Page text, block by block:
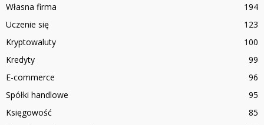
Własna firma
194
Uczenie się
123
Kryptowaluty
100
Kredyty
99
E-commerce
96
Spółki handlowe
95
Księgowość
85